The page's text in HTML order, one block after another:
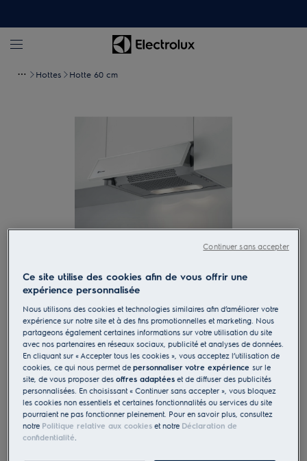
Hottes Hotte 60 cm
DXK6012WE
Évacuation Recyclage Hotte
aspirante à abattant D 60 cm Blanc
4 (1)
EU Fiche produit
495.00 CHF
Ce site utilise des cookies afin de vous offrir une
expérience personnalisée
Nous utilisons des cookies et technologies similaires afin d’améliorer votre
expérience sur notre site et à des fins promotionnelles et marketing. Nous
partageons également certaines informations sur votre utilisation du site
avec nos partenaires en réseaux sociaux, publicité et analyses de données.
En cliquant sur « Accepter tous les cookies », vous acceptez l’utilisation de
cookies, ce qui nous permet depersonnaliser votre expériencesur le
site, de vous proposer desoffres adaptées et de diffuser des publicités
personnalisées. En choisissant « Continuer sans accepter », vous bloquez
les cookies non essentiels et certaines fonctionnalités ou services du site
pourraient ne pas fonctionner pleinement. Pour en savoir plus, consultez
notre Politique relative aux cookies et notre Déclaration de
confidentialité.
Continuer sans accepter